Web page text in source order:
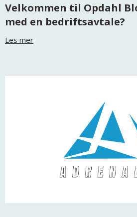
Velkommen til Opdahl
med en bedriftsavtale?
Les mer